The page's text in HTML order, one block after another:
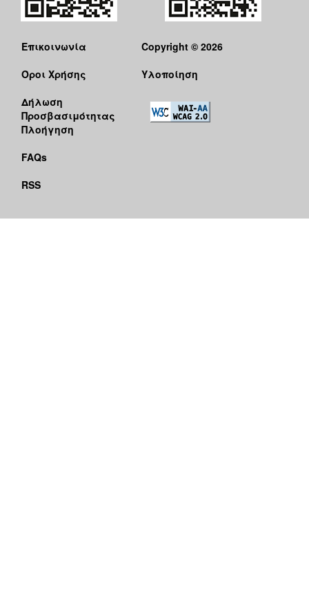
Επικοινωνία
Όροι Χρήσης
Δήλωση
Προσβασιμότητας
Πλοήγηση
FAQs
RSS
Copyright © 2026
Υλοποίηση